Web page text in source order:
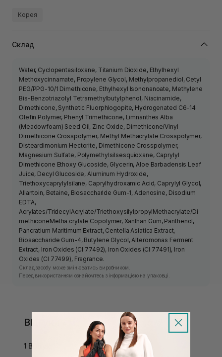
Корея
Склад
Water, Cyclopentasiloxane, Titanium Dioxide, Ethylhexyl
Methoxycinnamate, Propylene Glycol, Methylpropanediol, Cetyl
PEG/PPG-10/1 Dimethicone, Ethylhexyl Isononanoate, Methylene
Bis-Benzotriazolyl Tetramethylbutylphenol, Niacinamide,
Dimethicone, Synthetic Fluorphlogopite, Hydrogenated C6-14
Olefin Polymer, Phenyl Trimethicone, Limnanthes Alba
(Meadowfoam) Seed Oil, Zinc Oxide, Dimethicone/Vinyl
Dimethicone Crosspolymer, Methyl Methacrylate Crosspolymer,
Disteardimonium Hectorite, Dimethicone Crosspolymer,
Magnesium Sulfate, Polymethylsilsesquioxane, Caprylyl
Dimethicone Ethoxy Glucoside, Glycerin, Aloe Barbadensis Leaf
Juice, Decyl Glucoside, Aluminum Hydroxide,
Triethoxycaprylylsilane, Caprylhydroxamic Acid, Caprylyl Glycol,
Allantoin, Betaine, Biosaccharide Gum-1, Adenosine, Disodium
EDTA,
Acrylates/TridecylAcrylate/TriethoxysilylpropylMethacrylate/Di
methiconeMetha crylate Copolymer, Xanthan Gum, Panthenol,
Pancratium Maritimum Extract, Centella Asiatica Extract,
Biosaccharide Gum-4, Butylene Glycol, Alteromonas Ferment
Extract, Iron Oxides (CI 77492), Iron Oxides (CI 77491), Iron
Oxides (CI 77499), Fragrance.
Склад засобу може змінюватись виробником.
Перед використанням ознайомтесь з інформацією на упаковці.
Відгуки
1 Відгук